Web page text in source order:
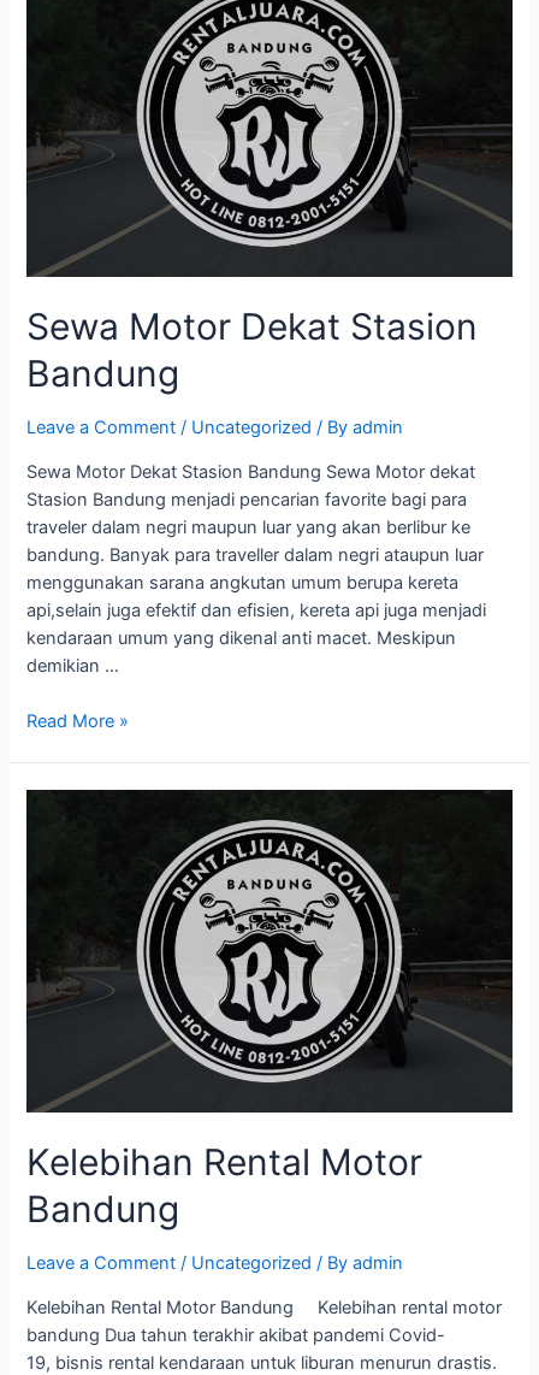
Sewa Motor Dekat Stasion
Bandung
Leave a Comment / Uncategorized / Byadmin
Sewa Motor Dekat Stasion Bandung Sewa Motor dekat
Stasion Bandung menjadi pencarian favorite bagi para
traveler dalam negri maupun luar yang akan berlibur ke
bandung. Banyak para traveller dalam negri ataupun luar
menggunakan sarana angkutan umum berupa kereta
api,selain juga efektif dan efisien, kereta api juga menjadi
kendaraan umum yang dikenal anti macet. Meskipun
demikian …
Read More »
Kelebihan Rental Motor
Bandung
Leave a Comment / Uncategorized / Byadmin
Kelebihan Rental Motor Bandung Kelebihan rental motor
bandung Dua tahun terakhir akibat pandemi Covid-
19, bisnis rental kendaraan untuk liburan menurun drastis.